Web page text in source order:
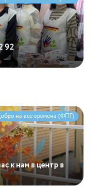
92
"Мамины пироги"
помощь!
"Мамины пироги"
на все времена (ФПГ)
к нам в центр в